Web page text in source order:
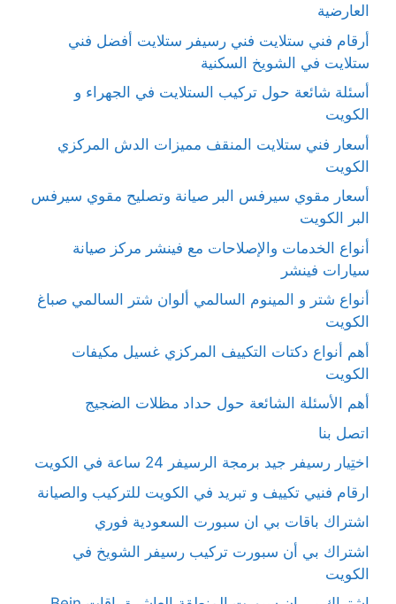
العارضية
أرقام فني ستلايت فني رسيفر ستلايت أفضل فني
ستلايت في الشويخ السكنية
أسئلة شائعة حول تركيب الستلايت في الجهراء و
الكويت
أسعار فني ستلايت المنقف مميزات الدش المركزي
الكويت
أسعار مقوي سيرفس البر صيانة وتصليح مقوي سيرفس
البر الكويت
أنواع الخدمات والإصلاحات مع فينشر مركز صيانة
سيارات فينشر
أنواع شتر و المينوم السالمي ألوان شتر السالمي صباغ
الكويت
أهم أنواع دكتات التكييف المركزي غسيل مكيفات
الكويت
أهم الأسئلة الشائعة حول حداد مظلات الضجيج
اتصل بنا
اختِيار رسيفر جيد برمجة الرسيفر 24 ساعة في الكويت
ارقام فنيي تكييف و تبريد في الكويت للتركيب والصيانة
اشتراك باقات بي ان سبورت السعودية فوري
اشتراك بي أن سبورت تركيب رسيفر الشويخ في
الكويت